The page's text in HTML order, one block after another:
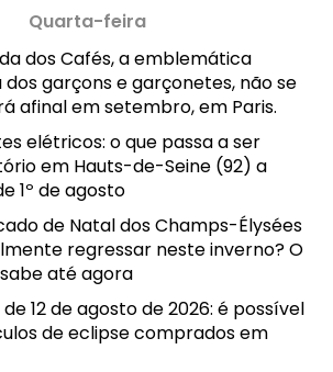
Quarta-feira
dos Cafés, a emblemática
garçons e garçonetes, não se
afinal em setembro, em Paris.
elétricos: o que passa a ser
em Hauts-de-Seine (92) a
1º de agosto
de Natal dos Champs-Élysées
regressar neste inverno? O
até agora
de 12 de agosto de 2026: é possível
de eclipse comprados em